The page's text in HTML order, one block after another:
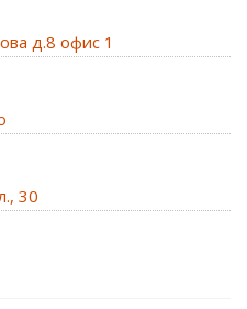
д.8 офис 1
30